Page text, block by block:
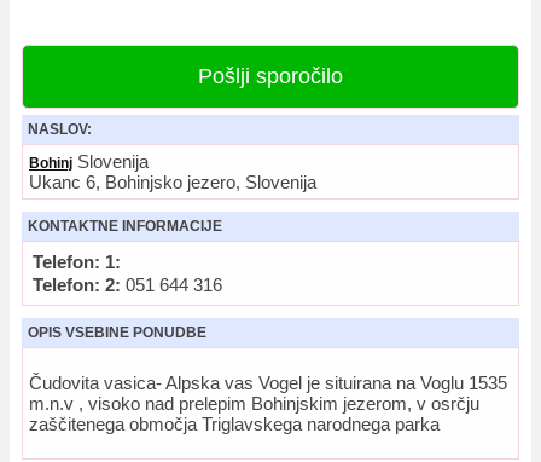
Pošlji sporočilo
NASLOV:
Bohinj Slovenija
Ukanc 6, Bohinjsko jezero, Slovenija
KONTAKTNE INFORMACIJE
Telefon: 1:
Telefon: 2: 051 644 316
OPIS VSEBINE PONUDBE
Čudovita vasica- Alpska vas Vogel je situirana na Voglu 1535
m.n.v , visoko nad prelepim Bohinjskim jezerom, v osrčju
zaščitenega območja Triglavskega narodnega parka